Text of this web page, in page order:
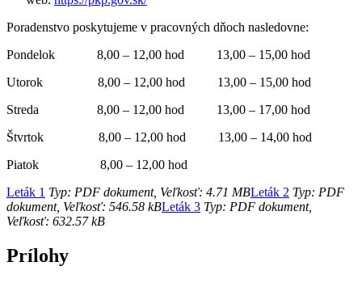
Poradenstvo poskytujeme v pracovných dňoch nasledovne:
Pondelok 8,00 – 12,00 hod 13,00 – 15,00 hod
Utorok 8,00 – 12,00 hod 13,00 – 15,00 hod
Streda 8,00 – 12,00 hod 13,00 – 17,00 hod
Štvrtok 8,00 – 12,00 hod 13,00 – 14,00 hod
Piatok 8,00 – 12,00 hod
Leták 1 Typ: PDF dokument, Veľkosť: 4.71 MBLeták 2 Typ: PDF
dokument, Veľkosť: 546.58 kBLeták 3 Typ: PDF dokument,
Veľkosť: 632.57 kB
Prílohy